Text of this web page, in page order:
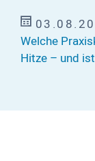
Welche
Hitze – und